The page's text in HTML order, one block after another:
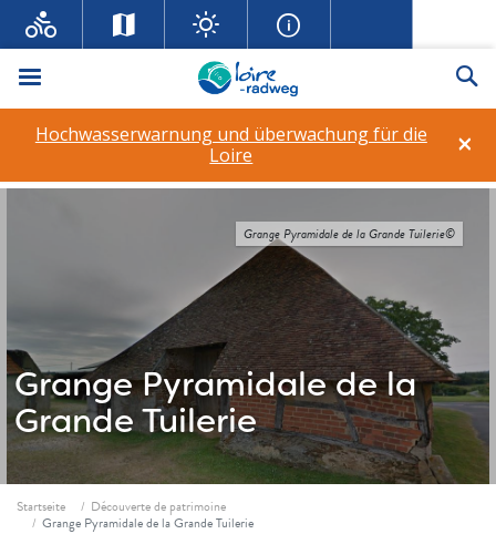
Menü
×
Hochwasserwarnung und überwachung für die
Loire
Grange Pyramidale de la
Grande Tuilerie
Grange Pyramidale de la Grande Tuilerie©
Fil d'ariane
Startseite
Découverte de patrimoine
Grange Pyramidale de la Grande Tuilerie